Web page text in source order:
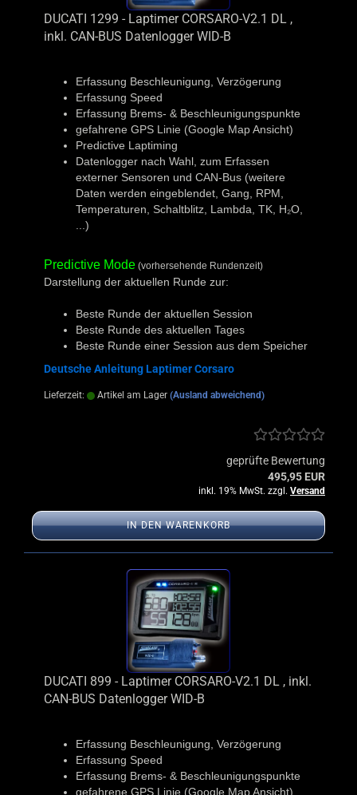
DUCATI 1299 - Laptimer CORSARO-V2.1 DL ,
inkl. CAN-BUS Datenlogger WID-B
Erfassung Beschleunigung, Verzögerung
Erfassung Speed
Erfassung Brems- & Beschleunigungspunkte
gefahrene GPS Linie (Google Map Ansicht)
Predictive Laptiming
Datenlogger nach Wahl, zum Erfassen
externer Sensoren und CAN-Bus (weitere
Daten werden eingeblendet, Gang, RPM,
Temperaturen, Schaltblitz, Lambda, TK, H₂O,
...)
Predictive Mode (vorhersehende Rundenzeit)
Darstellung der aktuellen Runde zur:
Beste Runde der aktuellen Session
Beste Runde des aktuellen Tages
Beste Runde einer Session aus dem Speicher
Deutsche Anleitung Laptimer Corsaro
Lieferzeit: Artikel am Lager (Ausland abweichend)
geprüfte Bewertung
495,95 EUR
inkl. 19% MwSt. zzgl. Versand
IN DEN WARENKORB
DUCATI 899 - Laptimer CORSARO-V2.1 DL , inkl.
CAN-BUS Datenlogger WID-B
Erfassung Beschleunigung, Verzögerung
Erfassung Speed
Erfassung Brems- & Beschleunigungspunkte
gefahrene GPS Linie (Google Map Ansicht)